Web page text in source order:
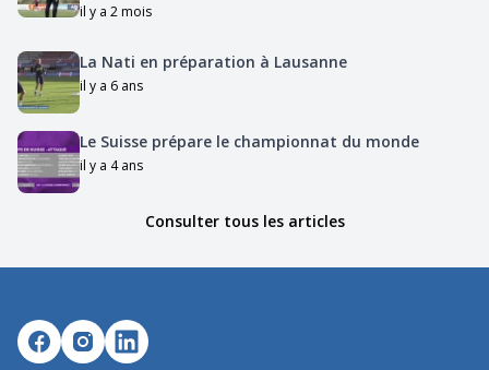
il y a 2 mois
La Nati en préparation à Lausanne
il y a 6 ans
Le Suisse prépare le championnat du monde
il y a 4 ans
Consulter tous les articles